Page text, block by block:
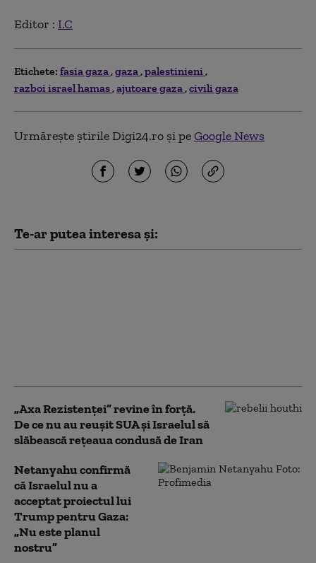
Editor : I.C
Etichete: fasia gaza gaza palestinieni
razboi israel hamas ajutoare gaza civili gaza
Urmărește știrile Digi24.ro și peGoogle News
Te-ar putea interesa și:
„Axa Rezistenței” revine în forță.
De ce nu au reușit SUA și Israelul să
slăbească rețeaua condusă de Iran
Netanyahu confirmă
că Israelul nu a
acceptat proiectul lui
Trump pentru Gaza:
„Nu este planul
nostru”